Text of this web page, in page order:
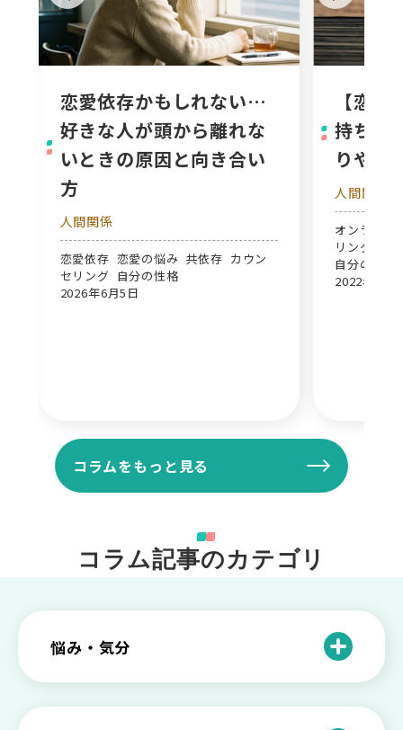
恋愛依存かもしれない…
好きな人が頭から離れな
いときの原因と向き合い
方
人間関係
恋愛依存 恋愛の悩み 共依存 カウン
セリング 自分の性格
2026年6月5日
【恋
持ちの
りやす
人間関係
オンライン
リング 別
自分の気
2022年1月
コラムをもっと見る
コラム記事のカテゴリ
悩み・気分